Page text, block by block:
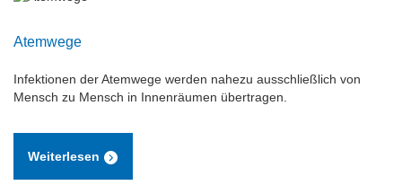
Atemwege
Infektionen der Atemwege werden nahezu ausschließlich von
Mensch zu Mensch in Innenräumen übertragen.
Weiterlesen